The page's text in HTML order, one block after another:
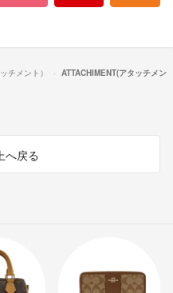
チカラー
チメント）
ATTACHIMENT(アタッチメン
へ戻る